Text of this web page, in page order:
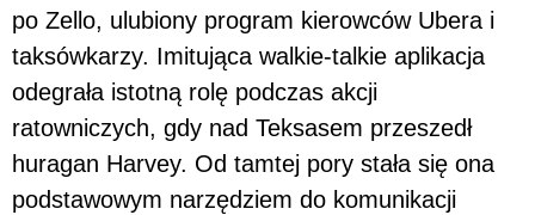
po Zello, ulubiony program kierowców Ubera i
taksówkarzy. Imitująca walkie-talkie aplikacja
odegrała istotną rolę podczas akcji
ratowniczych, gdy nad Teksasem przeszedł
huragan Harvey. Od tamtej pory stała się ona
podstawowym narzędziem do komunikacji